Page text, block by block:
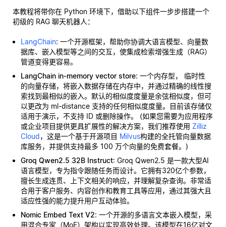
本教程将带你在 Python 环境下，借助以下组件一步步搭建一个
初级的 RAG 聊天机器人：
LangChain: 一个开源框架，帮助你协调大语言模型、向量数
据库、嵌入模型等之间的交互，使集成检索增强生成（RAG）
管道变得更容易。
LangChain in-memory vector store: 一个内存型， 临时性
的向量存储，将嵌入数据存储在内存中，并通过精确的线性搜
索找到最相似的嵌入。默认的相似度度量是余弦相似度，但可
以更改为 ml-distance 支持的任何相似度度量。目前该存储仅
适用于演示，不支持 ID 或删除操作。 (如果您需要为应用程序
或企业项目提供更具扩展性的解决方案，我们推荐使用 Zilliz
Cloud，这是一个基于开源项目 Milvus构建的全托管向量数据
库服务，并提供支持最多 100 万个向量的免费套餐。)
Groq Qwen2.5 32B Instruct: Groq Qwen2.5 是一款大型AI
语言模型，专为指令跟随任务而设计。它拥有320亿个参数，
擅长生成连贯、上下文相关的响应，并理解复杂查询。非常适
合用于客户服务、内容创作和教育工具等应用，通过其强大且
适应性强的能力提升用户互动体验。
Nomic Embed Text V2: 一个开源的多语言文本嵌入模型，采
用混合专家（MoE）架构以实现高效处理。该模型在16亿对文